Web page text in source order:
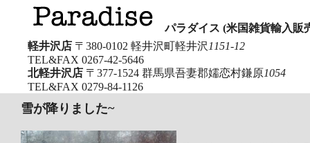
パラダイス (米国雑貨輸入販
軽井沢店 〒380-0102 軽井沢町軽井沢 1151-12
TEL&FAX 0267-42-5646
北軽井沢店 〒377-1524 群馬県吾妻郡嬬恋村鎌原1054
TEL&FAX 0279-84-1126
雪が降りました~